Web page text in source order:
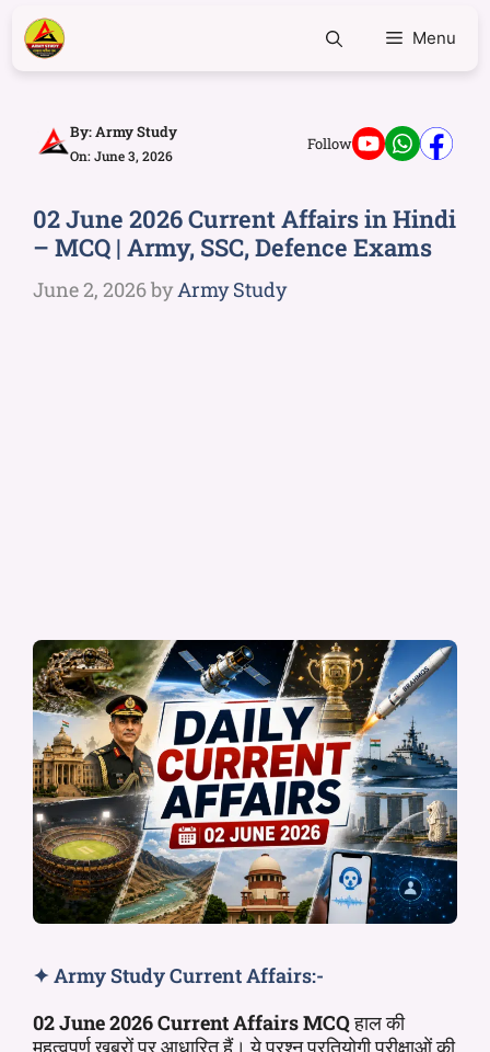
Menu
By:Army Study
On: June 3, 2026
Follow
02 June 2026 Current Affairs in Hindi
– MCQ | Army, SSC, Defence Exams
June 2, 2026byArmy Study
✦ Army Study Current Affairs:-
02 June 2026 Current Affairs MCQहाल की
महत्वपूर्ण खबरों पर आधारित हैं। ये प्रश्न प्रतियोगी परीक्षाओं की